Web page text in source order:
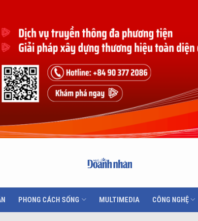
PHONG CÁCH SỐNG MULTIMEDIA CÔNG NGHỆ